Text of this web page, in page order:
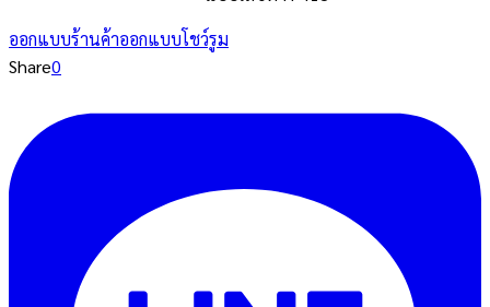
ออกแบบร้านค้าออกแบบโชว์รูม
Share0